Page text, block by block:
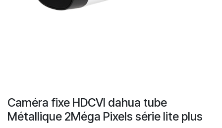
Caméra fixe HDCVI dahua tube
Métallique 2Méga Pixels série lite plus